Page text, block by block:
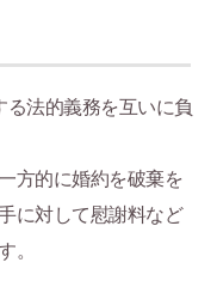
法的義務を互いに負
方的に婚約を破棄を
に対して慰謝料など
。